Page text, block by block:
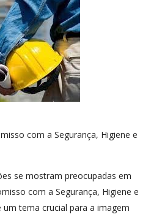
com a Segurança, Higiene e
se mostram preocupadas em
com a Segurança, Higiene e
um tema crucial para a imagem